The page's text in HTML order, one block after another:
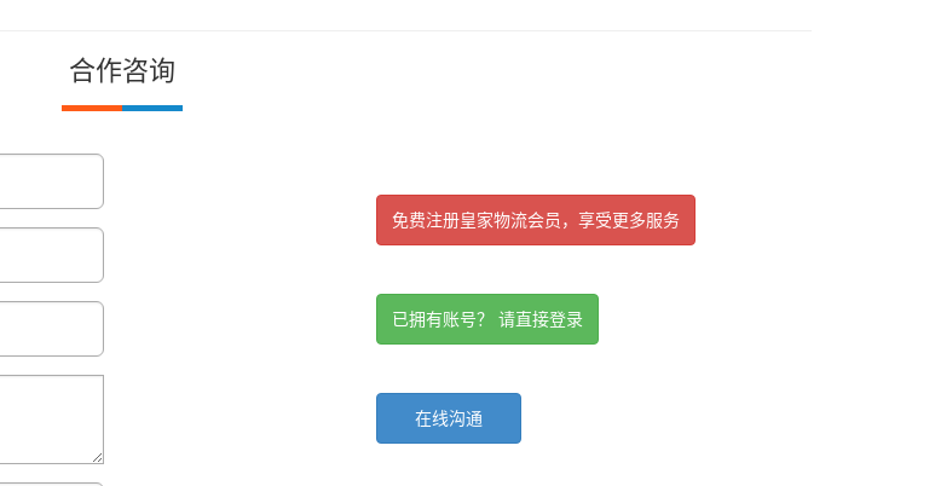
合作咨询
免费注册皇家物流会员，享受更多服务
已拥有账号？ 请直接登录
在线沟通